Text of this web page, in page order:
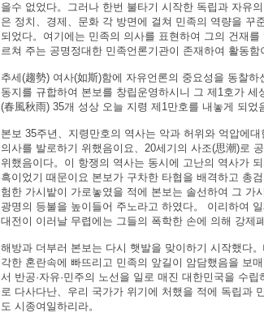
을수 없었다。그러나 한번 불타기 시작한 독립과 자유
은 정치、경제、문화 각 방면에 걸쳐 민족의 역량을 꾸
되었다。여기에는 민족의 의사를 표현하여 그의 건재
르쳐 주는 공명정대한 민족언론기관이 존재하여 활동함
추세(趨勢) 여사(如斯)함에 자유언론의 중요성을 동찰
동지를 규합하여 본보를 창립운영하시니 그 제1호가
(春風秋雨) 35개 성상 오늘 지령 제1만호를 내놓게 되었
본보 35주년、지령만호의 역사는 악과 허위와 억압에
의사를 발로하기 위했음이요、20세기의 사조(思潮)로
위했음이다。이 항쟁의 역사는 동시에 고난의 역사가
흑이었기 때문이요 본보가 구차한 타협을 배격하고 총
험한 가시밭이 가로놓였을 적에 본보는 솔선하여 그 가
광명의 등불을 높이들어 주노라고 하였다。 이리하여
대전이 이러날 무렵에는 그들의 폭학한 손에 의해 강제
해방과 더부러 본보는 다시 햇발을 맞이하기 시작했다
각한 혼란속에 빠뜨리고 민족의 앞길이 암담했음을 보
서 반공·자유·민주의 노선을 일로 매진 대한민국을 수
로 다사다난、우리 국가가 위기에 처했을 적에 독립과
도 시종여일하리라。